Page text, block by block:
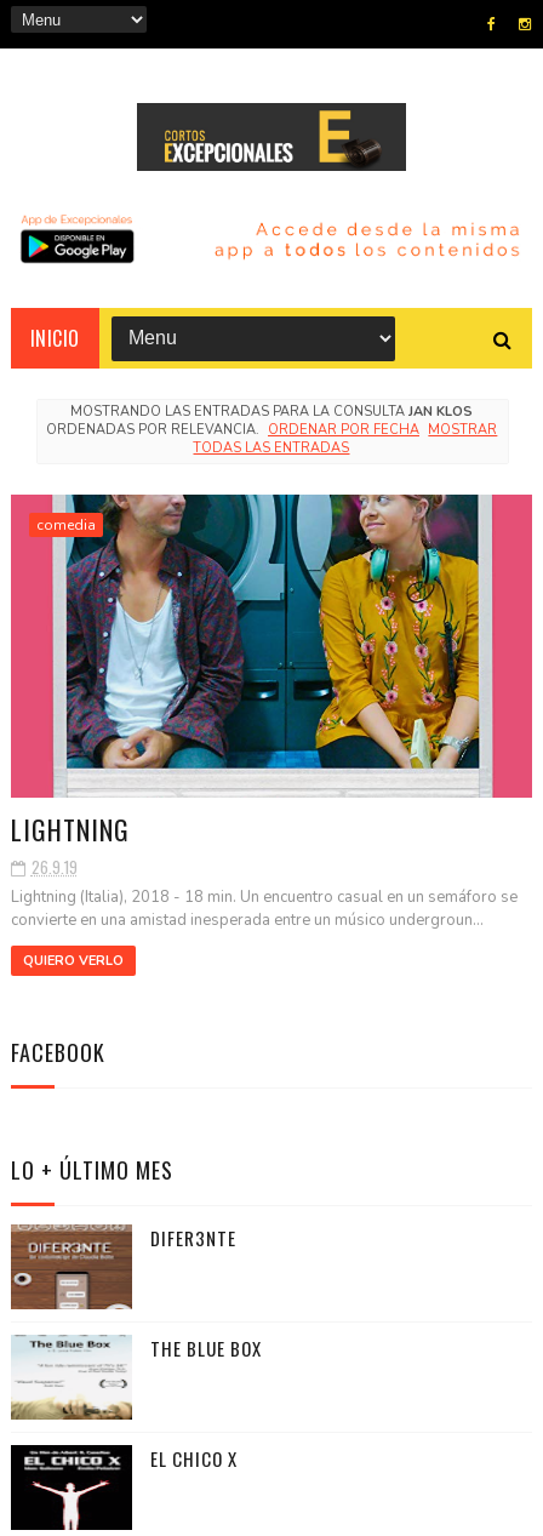
INICIO
MOSTRANDO LAS ENTRADAS PARA LA CONSULTA JAN KLOS
ORDENADAS POR RELEVANCIA. ORDENAR POR FECHA MOSTRAR
TODAS LAS ENTRADAS
comedia
LIGHTNING
26.9.19
Lightning (Italia), 2018 - 18 min. Un encuentro casual en un semáforo se
convierte en una amistad inesperada entre un músico undergroun...
QUIERO VERLO
FACEBOOK
LO + ÚLTIMO MES
DIFER3NTE
THE BLUE BOX
EL CHICO X